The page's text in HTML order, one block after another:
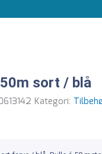
sort / blå
Kategori: